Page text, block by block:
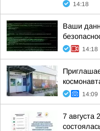
14:18
Ваши
14:18
14:09
7 августа